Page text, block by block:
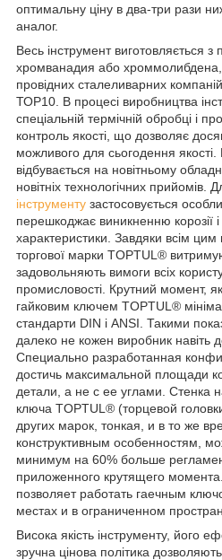
оптимальну ціну в два-три рази
аналог.
Весь інструмент виготовляється
хромванадия або хроммолибдена,
провідних сталеливарних компаній
ТОР10. В процесі виробництва
спеціальній термічній обробці і
контроль якості, що дозволяє
можливого для сьогодення
відбувається на новітньому
новітніх технологічних прийомів.
інструменту застосовується
перешкоджає виникненню корозії і
характеристики. Завдяки всім цим
торгової марки TOPTUL®
задовольняють вимоги всіх
промисловості. Крутний момент,
гайковим ключем TOPTUL®
стандарти DIN і ANSI. Такими
далеко не кожен виробник навіть
Специально разработанная
достичь максимальной площади
детали, а не с ее углами. Стенка
ключа TOPTUL® (торцевой
других марок, тонкая, и в то же
конструктивным особенностям,
минимум на 60% больше
приложенного крутящего
позволяет работать гаечным
местах и в ограниченном
Висока якість інструменту, його
зручна цінова політика